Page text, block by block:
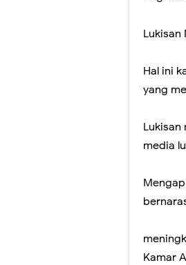
Lukisan
Hal ini
yang
Lukisan
media
Kamar